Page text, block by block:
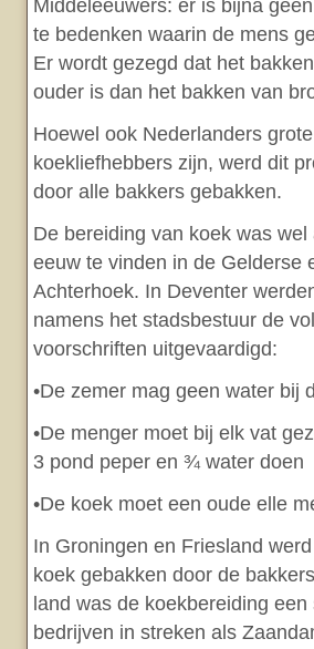
Middeleeuwers: er is bijna
te bedenken waarin de mens
Er wordt gezegd dat het
ouder is dan het bakken van
Hoewel ook Nederlanders grote
koekliefhebbers zijn, werd dit
door alle bakkers gebakken.
De bereiding van koek was wel
eeuw te vinden in de Gelderse
Achterhoek. In Deventer
namens het stadsbestuur de
voorschriften uitgevaardigd:
•De zemer mag geen water bij
•De menger moet bij elk vat
3 pond peper en ¾ water doen
•De koek moet een oude elle
In Groningen en Friesland werd
koek gebakken door de
land was de koekbereiding
bedrijven in streken als